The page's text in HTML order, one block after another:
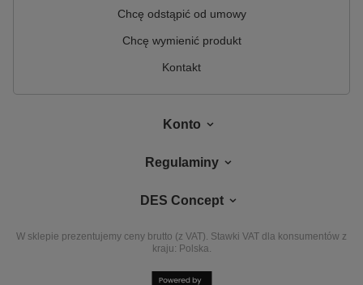
Chcę odstąpić od umowy
Chcę wymienić produkt
Kontakt
Konto
Regulaminy
DES Concept
W sklepie prezentujemy ceny brutto (z VAT). Stawki VAT dla konsumentów z
kraju: Polska.